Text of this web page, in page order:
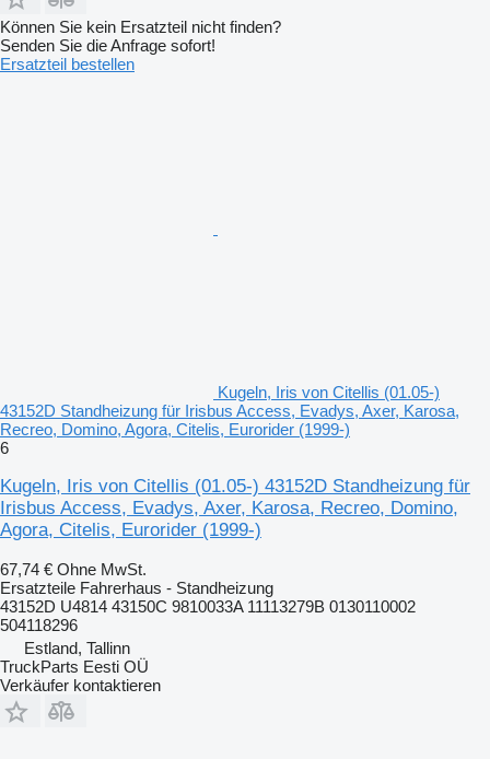
Können Sie kein Ersatzteil nicht finden?
Senden Sie die Anfrage sofort!
Ersatzteil bestellen
Kugeln, Iris von Citellis (01.05-)
43152D Standheizung für Irisbus Access, Evadys, Axer, Karosa,
Recreo, Domino, Agora, Citelis, Eurorider (1999-)
6
Kugeln, Iris von Citellis (01.05-) 43152D Standheizung für
Irisbus Access, Evadys, Axer, Karosa, Recreo, Domino,
Agora, Citelis, Eurorider (1999-)
67,74 € Ohne MwSt.
Ersatzteile Fahrerhaus - Standheizung
43152D U4814 43150C 9810033A 11113279B 0130110002
504118296
Estland, Tallinn
TruckParts Eesti OÜ
Verkäufer kontaktieren